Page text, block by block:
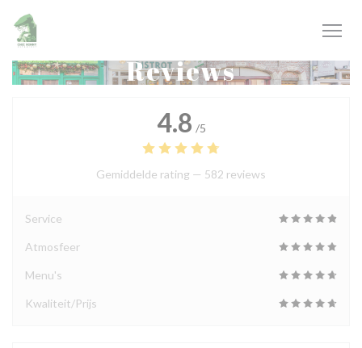
Cookies beheer paneel
Reviews
4.8 /5
Gemiddelde rating — 582 reviews
Service
Atmosfeer
Menu's
Kwaliteit/Prijs